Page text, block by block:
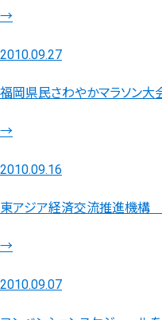
→
2010.09.27
福岡県民さわやかマラソン大
→
2010.09.16
東アジア経済交流推進機構
→
2010.09.07